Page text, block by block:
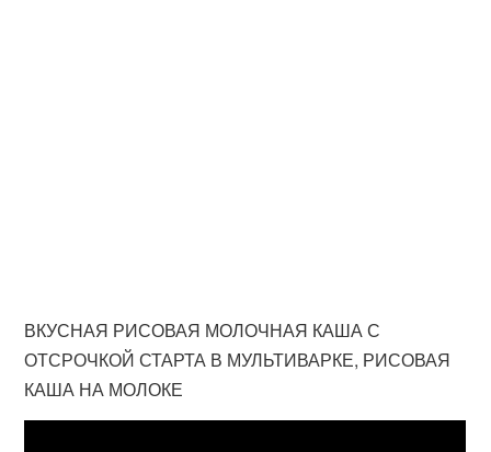
ВКУСНАЯ РИСОВАЯ МОЛОЧНАЯ КАША С
ОТСРОЧКОЙ СТАРТА В МУЛЬТИВАРКЕ, РИСОВАЯ
КАША НА МОЛОКЕ